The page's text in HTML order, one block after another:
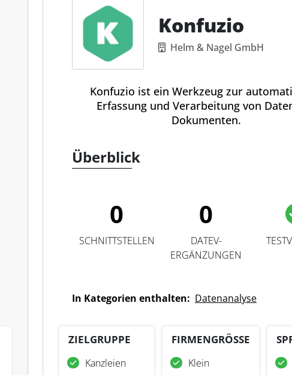
Konfuzio
Helm & Nagel GmbH
Konfuzio ist ein Werkzeug zur
Erfassung und Verarbeitung von
Dokumenten.
Überblick
0
SCHNITTSTELLEN
0
DATEV-
ERGÄNZUNGEN
In Kategorien enthalten: Datenanalyse
ZIELGRUPPE
Kanzleien
FIRMENGRÖSSE
Klein